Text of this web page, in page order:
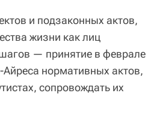
и подзаконных актов,
жизни как лиц
— принятие в феврале
нормативных актов,
сопровождать их